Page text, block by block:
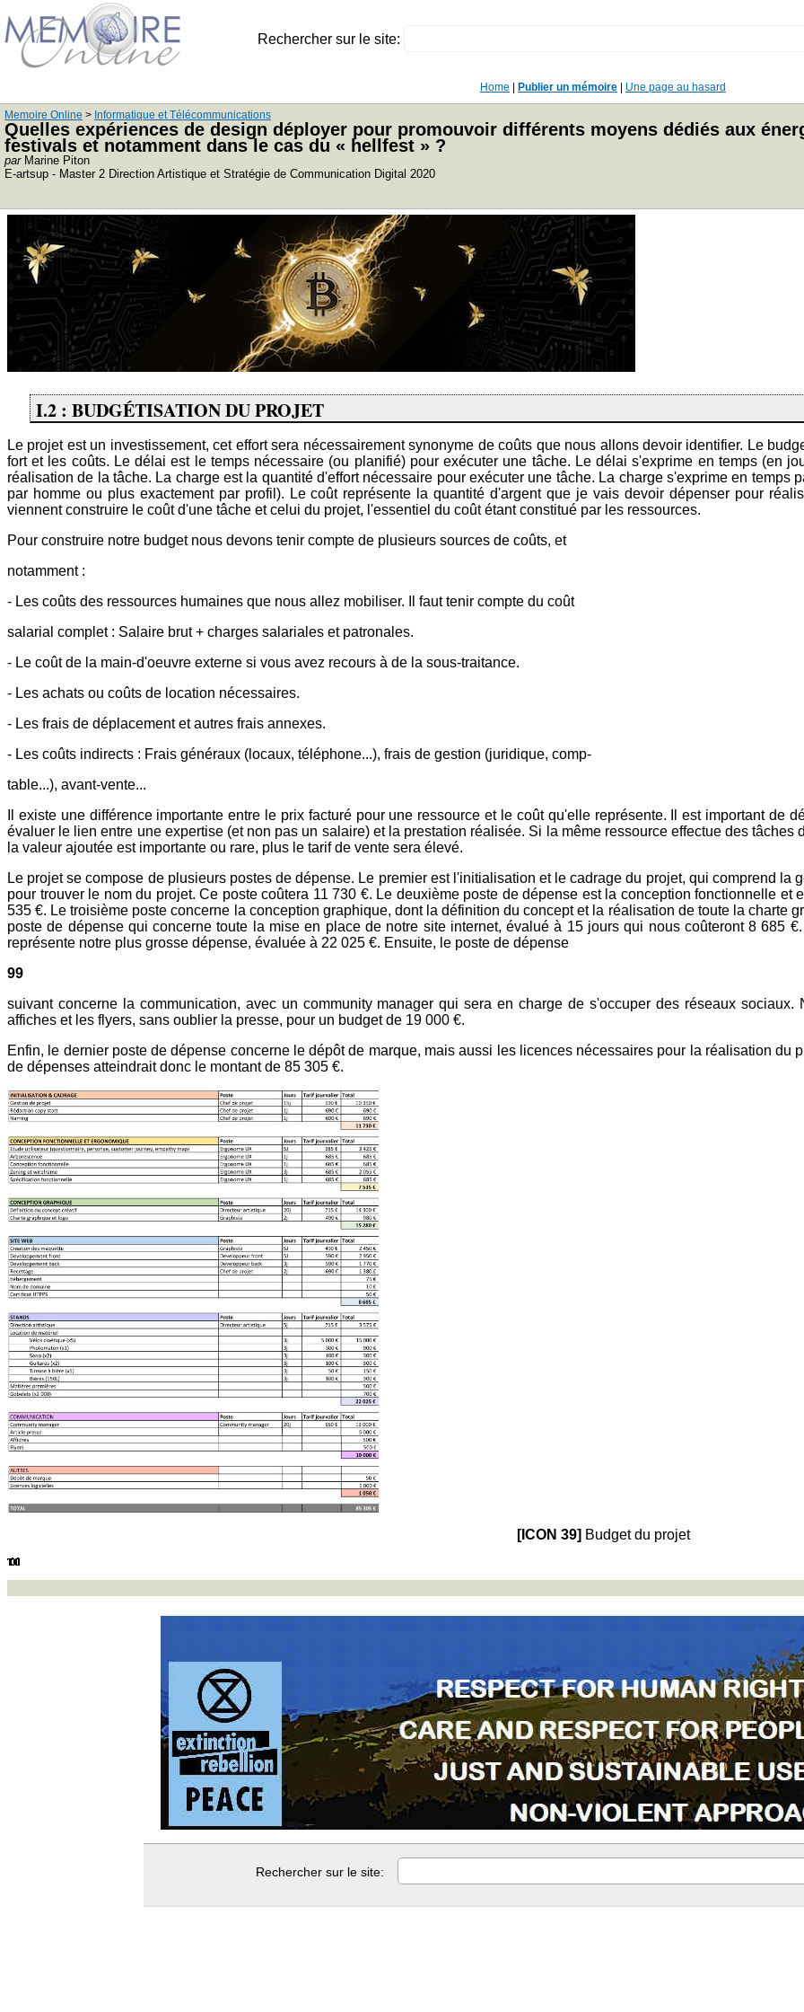
Rechercher sur le site:
Home Publier un mémoire Une page au hasard
Memoire Online > Informatique et Télécommunications
Quelles expériences de design déployer pour promouvoir différents moyens dédiés aux
festivals et notamment dans le cas du « hellfest » ?
parMarine Piton
E-artsup - Master 2 Direction Artistique et Stratégie de Communication Digital 2020
I.2 : BUDGÉTISATION DU PROJET
Le projet est un investissement, cet effort sera nécessairement synonyme de coûts que nous allons devoir identifier. Le
fort et les coûts. Le délai est le temps nécessaire (ou planifié) pour exécuter une tâche. Le délai s'exprime en temps (en
réalisation de la tâche. La charge est la quantité d'effort nécessaire pour exécuter une tâche. La charge s'exprime en
par homme ou plus exactement par profil). Le coût représente la quantité d'argent que je vais devoir dépenser pour
viennent construire le coût d'une tâche et celui du projet, l'essentiel du coût étant constitué par les ressources.
Pour construire notre budget nous devons tenir compte de plusieurs sources de coûts, et
notamment :
- Les coûts des ressources humaines que nous allez mobiliser. Il faut tenir compte du coût
salarial complet : Salaire brut + charges salariales et patronales.
- Le coût de la main-d'oeuvre externe si vous avez recours à de la sous-traitance.
- Les achats ou coûts de location nécessaires.
- Les frais de déplacement et autres frais annexes.
- Les coûts indirects : Frais généraux (locaux, téléphone...), frais de gestion (juridique, comp-
table...), avant-vente...
Il existe une différence importante entre le prix facturé pour une ressource et le coût qu'elle représente. Il est important de
évaluer le lien entre une expertise (et non pas un salaire) et la prestation réalisée. Si la même ressource effectue des
la valeur ajoutée est importante ou rare, plus le tarif de vente sera élevé.
Le projet se compose de plusieurs postes de dépense. Le premier est l'initialisation et le cadrage du projet, qui comprend la
pour trouver le nom du projet. Ce poste coûtera 11 730 €. Le deuxième poste de dépense est la conception fonctionnelle
535 €. Le troisième poste concerne la conception graphique, dont la définition du concept et la réalisation de toute la charte
poste de dépense qui concerne toute la mise en place de notre site internet, évalué à 15 jours qui nous coûteront 8 685
représente notre plus grosse dépense, évaluée à 22 025 €. Ensuite, le poste de dépense
99
suivant concerne la communication, avec un community manager qui sera en charge de s'occuper des réseaux
affiches et les flyers, sans oublier la presse, pour un budget de 19 000 €.
Enfin, le dernier poste de dépense concerne le dépôt de marque, mais aussi les licences nécessaires pour la réalisation du
de dépenses atteindrait donc le montant de 85 305 €.
[ICON 39] Budget du projet
Rechercher sur le site: